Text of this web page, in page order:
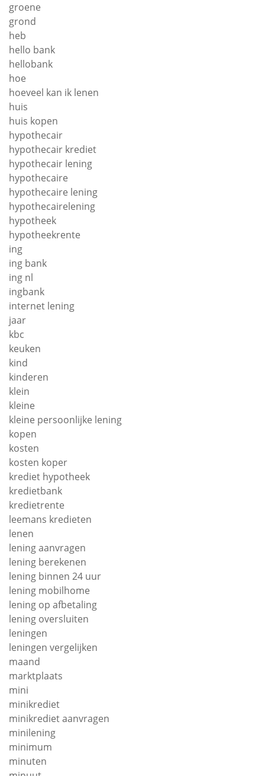
groene
grond
heb
hello bank
hellobank
hoe
hoeveel kan ik lenen
huis
huis kopen
hypothecair
hypothecair krediet
hypothecair lening
hypothecaire
hypothecaire lening
hypothecairelening
hypotheek
hypotheekrente
ing
ing bank
ing nl
ingbank
internet lening
jaar
kbc
keuken
kind
kinderen
klein
kleine
kleine persoonlijke lening
kopen
kosten
kosten koper
krediet hypotheek
kredietbank
kredietrente
leemans kredieten
lenen
lening aanvragen
lening berekenen
lening binnen 24 uur
lening mobilhome
lening op afbetaling
lening oversluiten
leningen
leningen vergelijken
maand
marktplaats
mini
minikrediet
minikrediet aanvragen
minilening
minimum
minuten